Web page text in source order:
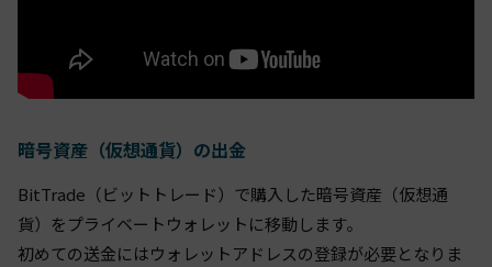
暗号資産（仮想通貨）の出金
BitTrade（ビットトレード）で購入した暗号資産（仮想通
貨）をプライベートウォレットに移動します。
初めての送金にはウォレットアドレスの登録が必要となりま